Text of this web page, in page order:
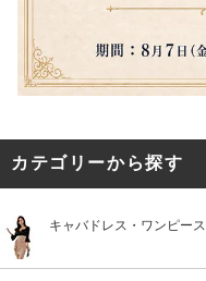
カテゴリーから探す
キャバドレス・ワンピース